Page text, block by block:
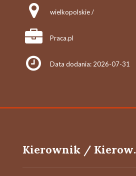
wielkopolskie /
Praca.pl
Data dodania: 2026-07-31